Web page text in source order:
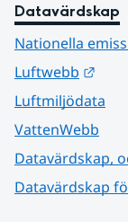
Datavärdskap
Nationella
Luftwebb
Luftmiljödata
VattenWebb
Datavärdskap,
Datavärdskap